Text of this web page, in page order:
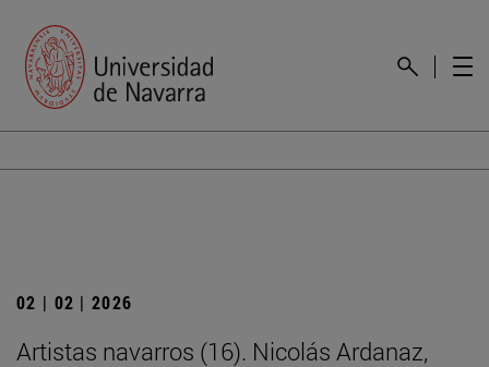
02 | 02 | 2026
Artistas navarros (16). Nicolás Ardanaz,